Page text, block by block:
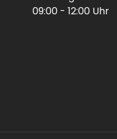
09:00 - 12:00 Uhr